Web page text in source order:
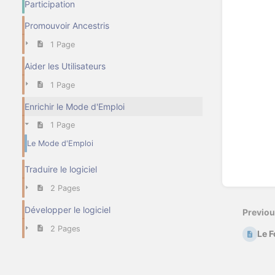
Participation
Promouvoir Ancestris
1 Page
Aider les Utilisateurs
1 Page
Enrichir le Mode d'Emploi
1 Page
Le Mode d'Emploi
Traduire le logiciel
2 Pages
Développer le logiciel
2 Pages
Le